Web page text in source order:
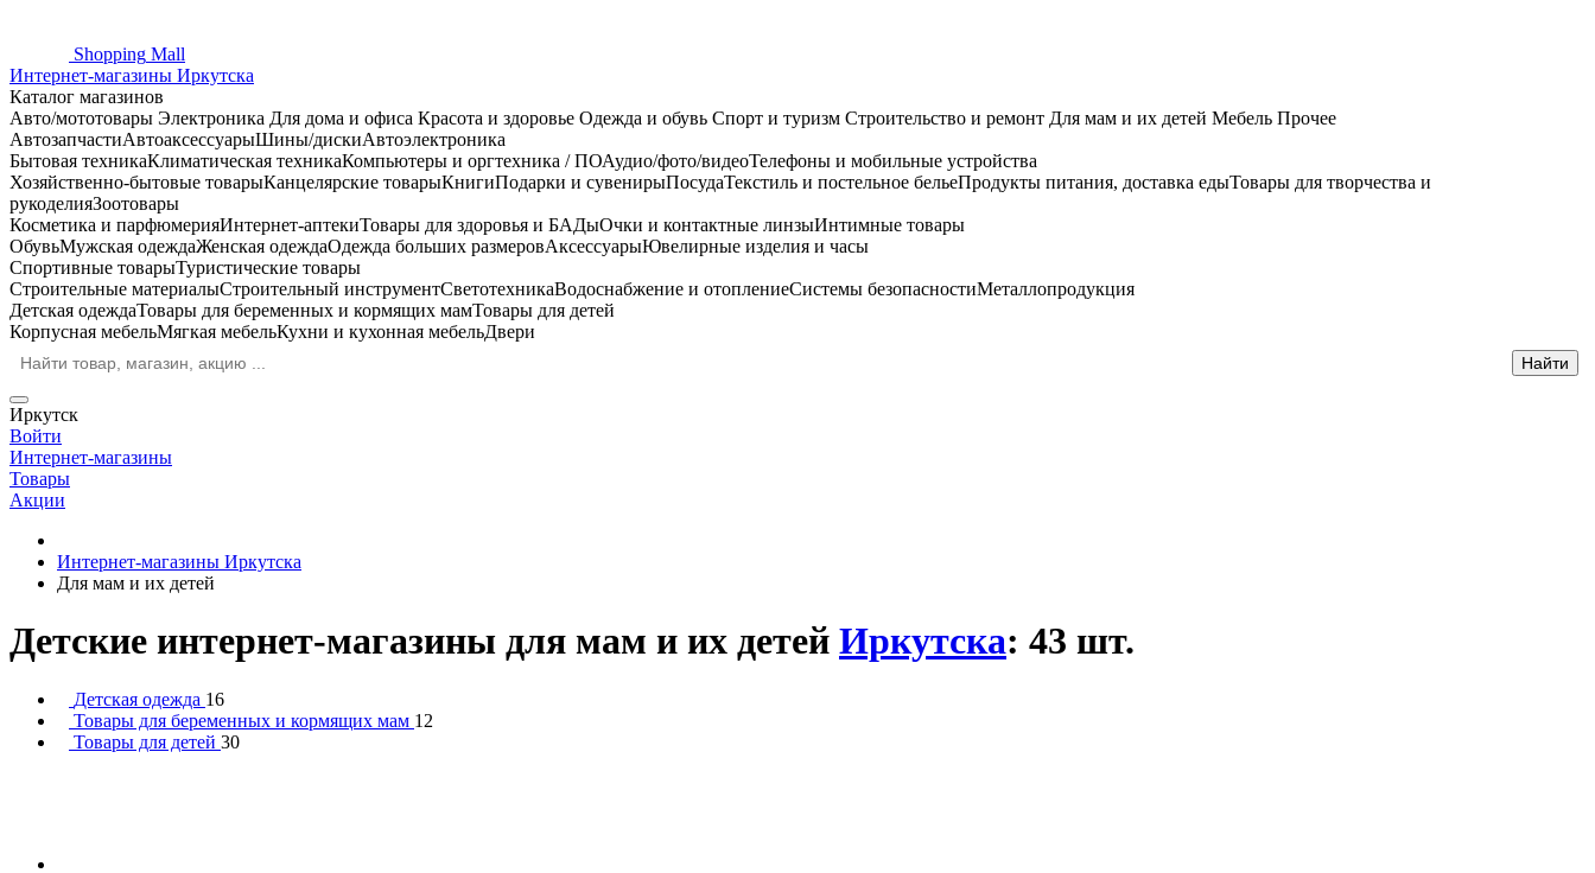
Shopping Mall
Интернет-магазины Иркутска
Каталог магазинов
Авто/мототовары Электроника Для дома и офиса Красота и здоровье Одежда и обувь Спорт и туризм Строительство и ремонт Для мам и их детей Мебель Прочее
АвтозапчастиАвтоаксессуарыШины/дискиАвтоэлектроника
Бытовая техникаКлиматическая техникаКомпьютеры и оргтехника / ПОАудио/фото/видеоТелефоны и мобильные устройства
Хозяйственно-бытовые товарыКанцелярские товарыКнигиПодарки и сувенирыПосудаТекстиль и постельное бельеПродукты питания, доставка едыТовары для творчества и
рукоделияЗоотовары
Косметика и парфюмерияИнтернет-аптекиТовары для здоровья и БАДыОчки и контактные линзыИнтимные товары
ОбувьМужская одеждаЖенская одеждаОдежда больших размеровАксессуарыЮвелирные изделия и часы
Спортивные товарыТуристические товары
Строительные материалыСтроительный инструментСветотехникаВодоснабжение и отоплениеСистемы безопасностиМеталлопродукция
Детская одеждаТовары для беременных и кормящих мамТовары для детей
Корпусная мебельМягкая мебельКухни и кухонная мебельДвери
Иркутск
Войти
Интернет-магазины
Товары
Акции
Интернет-магазины Иркутска
Для мам и их детей
Детские интернет-магазины для мам и их детей Иркутска: 43 шт.
Детская одежда 16
Товары для беременных и кормящих мам 12
Товары для детей 30